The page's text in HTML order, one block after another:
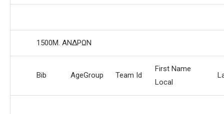
1500Μ. ΑΝΔΡΩΝ
Bib AgeGroup Team Id
First Name
Local